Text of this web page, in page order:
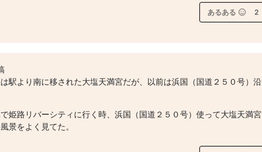
あるある 2
駅より南に移された大塩天満宮だが、以前は浜国（国道２５０号）沿
姫路リバーシティに行く時、浜国（国道２５０号）使って大塩天満宮
景をよく見てた。